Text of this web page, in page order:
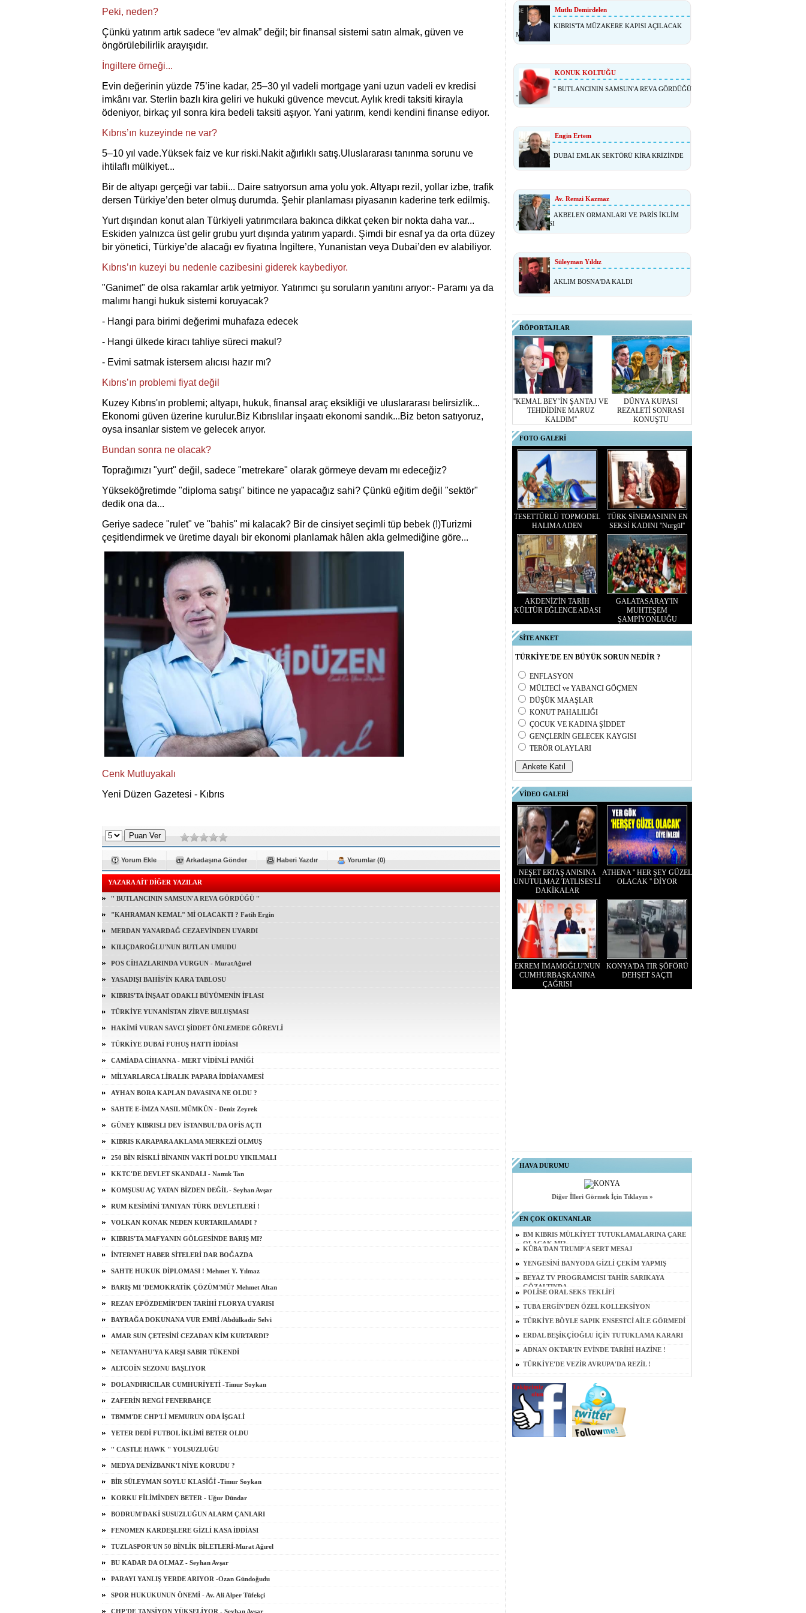
Peki, neden?
Çünkü yatırım artık sadece “ev almak” değil; bir finansal sistemi satın almak, güven ve
öngörülebilirlik arayışıdır.
İngiltere örneği...
Evin değerinin yüzde 75’ine kadar, 25–30 yıl vadeli mortgage yani uzun vadeli ev kredisi
imkânı var. Sterlin bazlı kira geliri ve hukuki güvence mevcut. Aylık kredi taksiti kirayla
ödeniyor, birkaç yıl sonra kira bedeli taksiti aşıyor. Yani yatırım, kendi kendini finanse ediyor.
Kıbrıs’ın kuzeyinde ne var?
5–10 yıl vade.Yüksek faiz ve kur riski.Nakit ağırlıklı satış.Uluslararası tanınma sorunu ve
ihtilaflı mülkiyet...
Bir de altyapı gerçeği var tabii... Daire satıyorsun ama yolu yok. Altyapı rezil, yollar izbe, trafik
dersen Türkiye’den beter olmuş durumda. Şehir planlaması piyasanın kaderine terk edilmiş.
Yurt dışından konut alan Türkiyeli yatırımcılara bakınca dikkat çeken bir nokta daha var...
Eskiden yalnızca üst gelir grubu yurt dışında yatırım yapardı. Şimdi bir esnaf ya da orta düzey
bir yönetici, Türkiye’de alacağı ev fiyatına İngiltere, Yunanistan veya Dubai’den ev alabiliyor.
Kıbrıs’ın kuzeyi bu nedenle cazibesini giderek kaybediyor.
"Ganimet" de olsa rakamlar artık yetmiyor. Yatırımcı şu soruların yanıtını arıyor:- Paramı ya da
malımı hangi hukuk sistemi koruyacak?
- Hangi para birimi değerimi muhafaza edecek
- Hangi ülkede kiracı tahliye süreci makul?
- Evimi satmak istersem alıcısı hazır mı?
Kıbrıs’ın problemi fiyat değil
Kuzey Kıbrıs'ın problemi; altyapı, hukuk, finansal araç eksikliği ve uluslararası belirsizlik...
Ekonomi güven üzerine kurulur.Biz Kıbrıslılar inşaatı ekonomi sandık...Biz beton satıyoruz,
oysa insanlar sistem ve gelecek arıyor.
Bundan sonra ne olacak?
Toprağımızı "yurt" değil, sadece "metrekare" olarak görmeye devam mı edeceğiz?
Yükseköğretimde "diploma satışı" bitince ne yapacağız sahi? Çünkü eğitim değil "sektör"
dedik ona da...
Geriye sadece "rulet" ve "bahis" mi kalacak? Bir de cinsiyet seçimli tüp bebek (!)Turizmi
çeşitlendirmek ve üretime dayalı bir ekonomi planlamak hâlen akla gelmediğine göre...
Cenk Mutluyakalı
Yeni Düzen Gazetesi - Kıbrıs
Yorum Ekle Arkadaşına Gönder Haberi Yazdır Yorumlar (0)
YAZARA AİT DİĞER YAZILAR
'' BUTLANCININ SAMSUN'A REVA GÖRDÜĞÜ ''
"KAHRAMAN KEMAL" Mİ OLACAKTI ? Fatih Ergin
MERDAN YANARDAĞ CEZAEVİNDEN UYARDI
KILIÇDAROĞLU'NUN BUTLAN UMUDU
POS CİHAZLARINDA VURGUN - MuratAğırel
YASADIŞI BAHİS'İN KARA TABLOSU
KIBRIS'TA İNŞAAT ODAKLI BÜYÜMENİN İFLASI
TÜRKİYE YUNANİSTAN ZİRVE BULUŞMASI
HAKİMİ VURAN SAVCI ŞİDDET ÖNLEMEDE GÖREVLİ
TÜRKİYE DUBAİ FUHUŞ HATTI İDDİASI
CAMİADA CİHANNA - MERT VİDİNLİ PANİĞİ
MİLYARLARCA LİRALIK PAPARA İDDİANAMESİ
AYHAN BORA KAPLAN DAVASINA NE OLDU ?
SAHTE E-İMZA NASIL MÜMKÜN - Deniz Zeyrek
GÜNEY KIBRISLI DEV İSTANBUL'DA OFİS AÇTI
KIBRIS KARAPARA AKLAMA MERKEZİ OLMUŞ
250 BİN RİSKLİ BİNANIN VAKTİ DOLDU YIKILMALI
KKTC'DE DEVLET SKANDALI - Namık Tan
KOMŞUSU AÇ YATAN BİZDEN DEĞİL - Seyhan Avşar
RUM KESİMİNİ TANIYAN TÜRK DEVLETLERİ !
VOLKAN KONAK NEDEN KURTARILAMADI ?
KIBRIS'TA MAFYANIN GÖLGESİNDE BARIŞ MI?
İNTERNET HABER SİTELERİ DAR BOĞAZDA
SAHTE HUKUK DİPLOMASI ! Mehmet Y. Yılmaz
BARIŞ MI 'DEMOKRATİK ÇÖZÜM'MÜ? Mehmet Altan
REZAN EPÖZDEMİR'DEN TARİHİ FLORYA UYARISI
BAYRAĞA DOKUNANA VUR EMRİ /Abdülkadir Selvi
AMAR SUN ÇETESİNİ CEZADAN KİM KURTARDI?
NETANYAHU'YA KARŞI SABIR TÜKENDİ
ALTCOİN SEZONU BAŞLIYOR
DOLANDIRICILAR CUMHURİYETİ -Timur Soykan
ZAFERİN RENGİ FENERBAHÇE
TBMM'DE CHP'Lİ MEMURUN ODA İŞGALİ
YETER DEDİ FUTBOL İKLİMİ BETER OLDU
'' CASTLE HAWK '' YOLSUZLUĞU
MEDYA DENİZBANK'I NİYE KORUDU ?
BİR SÜLEYMAN SOYLU KLASİĞİ -Timur Soykan
KORKU FİLİMİNDEN BETER - Uğur Dündar
BODRUM'DAKİ SUSUZLUĞUN ALARM ÇANLARI
FENOMEN KARDEŞLERE GİZLİ KASA İDDİASI
TUZLASPOR'UN 50 BİNLİK BİLETLERİ-Murat Ağırel
BU KADAR DA OLMAZ - Seyhan Avşar
PARAYI YANLIŞ YERDE ARIYOR -Ozan Gündoğudu
SPOR HUKUKUNUN ÖNEMİ - Av. Ali Alper Tüfekçi
CHP'DE TANSİYON YÜKSELİYOR - Seyhan Avşar
Mutlu Demirdelen
KIBRIS'TA MÜZAKERE KAPISI AÇILACAK
MI?
KONUK KOLTUĞU
'' BUTLANCININ SAMSUN'A REVA GÖRDÜĞÜ
''
Engin Ertem
DUBAİ EMLAK SEKTÖRÜ KİRA KRİZİNDE
Av. Remzi Kazmaz
AKBELEN ORMANLARI VE PARİS İKLİM
ANLAŞMASI
Süleyman Yıldız
AKLIM BOSNA'DA KALDI
RÖPORTAJLAR
''KEMAL BEY’İN ŞANTAJ VE
TEHDİDİNE MARUZ
KALDIM''
DÜNYA KUPASI
REZALETİ SONRASI
KONUŞTU
FOTO GALERİ
TESETTÜRLÜ TOPMODEL
HALIMA ADEN
TÜRK SİNEMASININ EN
SEKSİ KADINI ''Nurgül''
AKDENİZ'İN TARİH
KÜLTÜR EĞLENCE ADASI
GALATASARAY'IN
MUHTEŞEM
ŞAMPİYONLUĞU
SİTE ANKET
TÜRKİYE'DE EN BÜYÜK SORUN NEDİR ?
ENFLASYON
MÜLTECİ ve YABANCI GÖÇMEN
DÜŞÜK MAAŞLAR
KONUT PAHALILIĞI
ÇOCUK VE KADINA ŞİDDET
GENÇLERİN GELECEK KAYGISI
TERÖR OLAYLARI
VİDEO GALERİ
NEŞET ERTAŞ ANISINA
UNUTULMAZ TATLISES'Lİ
DAKİKALAR
ATHENA '' HER ŞEY GÜZEL
OLACAK '' DİYOR
EKREM İMAMOĞLU'NUN
CUMHURBAŞKANINA
ÇAĞRISI
KONYA'DA TIR ŞÖFÖRÜ
DEHŞET SAÇTI
HAVA DURUMU
Diğer İlleri Görmek İçin Tıklayın »
EN ÇOK OKUNANLAR
BM KIBRIS MÜLKİYET TUTUKLAMALARINA ÇARE
OLACAK MI?
KÜBA'DAN TRUMP'A SERT MESAJ
YENGESİNİ BANYODA GİZLİ ÇEKİM YAPMIŞ
BEYAZ TV PROGRAMCISI TAHİR SARIKAYA
GÖZALTINDA
POLİSE ORAL SEKS TEKLİFİ
TUBA ERGİN'DEN ÖZEL KOLLEKSİYON
TÜRKİYE BÖYLE SAPIK ENSESTCİ AİLE GÖRMEDİ
ERDAL BEŞİKÇİOĞLU İÇİN TUTUKLAMA KARARI
ADNAN OKTAR'IN EVİNDE TARİHİ HAZİNE !
TÜRKİYE'DE VEZİR AVRUPA'DA REZİL !